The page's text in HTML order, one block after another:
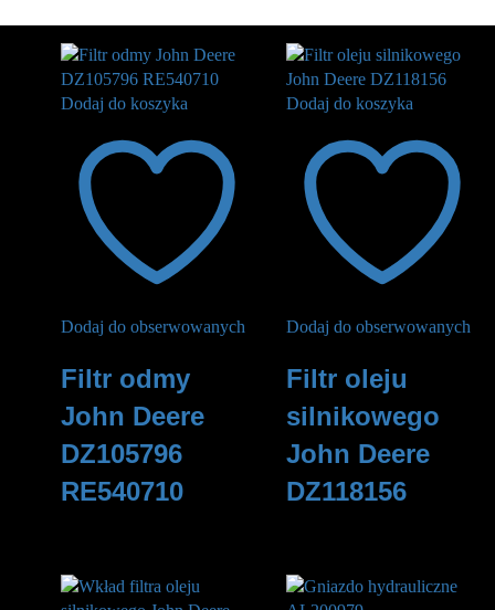
Dodaj do koszyka
Dodaj do obserwowanych
Filtr odmy
John Deere
DZ105796
RE540710
Dodaj do koszyka
Dodaj do obserwowanych
Filtr oleju
silnikowego
John Deere
DZ118156